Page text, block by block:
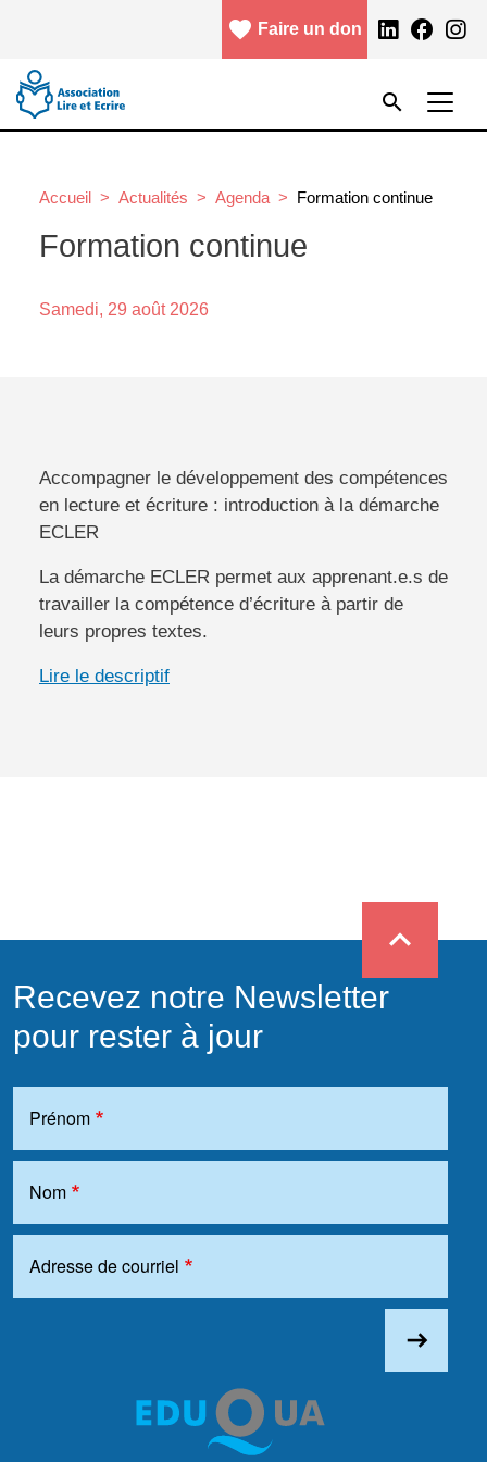
Menu header
favorite Faire un don facebook
search
Rechercher
Rechercher
Accueil Actualités Agenda Formation continue
Formation continue
Samedi, 29 août 2026
Accompagner le développement des compétences
en lecture et écriture : introduction à la démarche
ECLER
La démarche ECLER permet aux apprenant.e.s de
travailler la compétence d’écriture à partir de
leurs propres textes.
Lire le descriptif
expand_less
Recevez notre Newsletter
pour rester à jour
Adresse de courriel
Nom
Prénom
east